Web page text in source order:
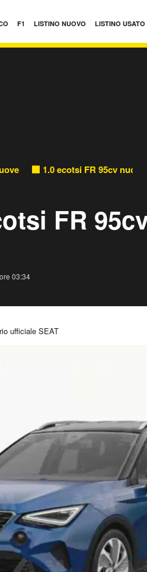
F1 LISTINO NUOVO LISTINO USATO
1.0 ecotsi FR 95cv nuove
FR
03:34
ufficiale SEAT